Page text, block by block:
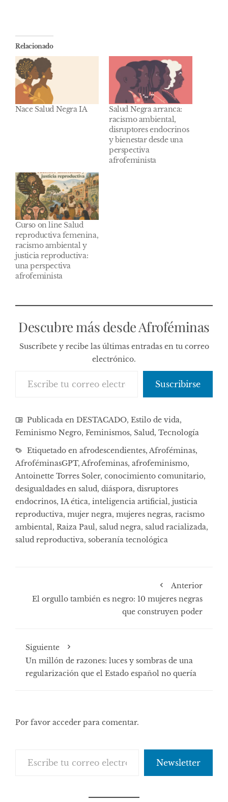
Relacionado
Nace Salud Negra IA
Salud Negra arranca:
racismo ambiental,
disruptores endocrinos
y bienestar desde una
perspectiva
afrofeminista
Curso on line Salud
reproductiva femenina,
racismo ambiental y
justicia reproductiva:
una perspectiva
afrofeminista
Descubre más desde Afroféminas
Suscríbete y recibe las últimas entradas en tu correo
electrónico.
Suscribirse
Publicada en DESTACADO, Estilo de vida,
Feminismo Negro, Feminismos, Salud, Tecnología
Etiquetado en afrodescendientes, Afroféminas,
AfroféminasGPT, Afrofeminas, afrofeminismo,
Antoinette Torres Soler, conocimiento comunitario,
desigualdades en salud, diáspora, disruptores
endocrinos, IA ética, inteligencia artificial, justicia
reproductiva, mujer negra, mujeres negras, racismo
ambiental, Raiza Paul, salud negra, salud racializada,
salud reproductiva, soberanía tecnológica
Anterior
El orgullo también es negro: 10 mujeres negras
que construyen poder
Siguiente
Un millón de razones: luces y sombras de una
regularización que el Estado español no quería
Por favor acceder para comentar.
Newsletter